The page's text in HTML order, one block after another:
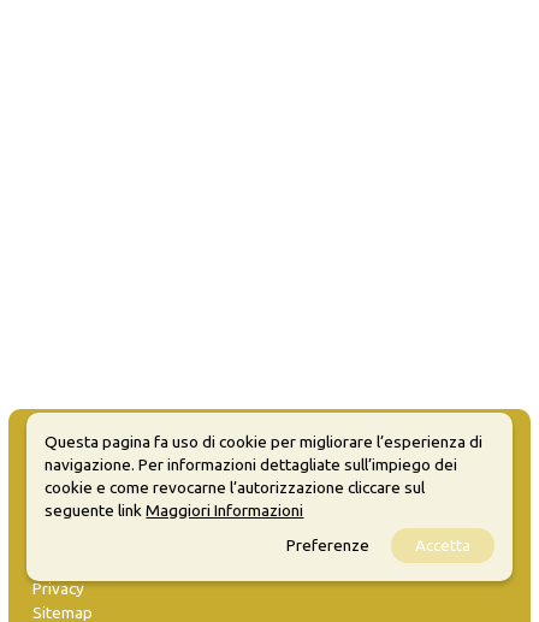
MATERA WELCOME EVENTS
Privacy
Sitemap
Questa pagina fa uso di cookie per migliorare l’esperienza di
navigazione. Per informazioni dettagliate sull’impiego dei
cookie e come revocarne l’autorizzazione cliccare sul
seguente linkMaggiori Informazioni
Preferenze
Accetta